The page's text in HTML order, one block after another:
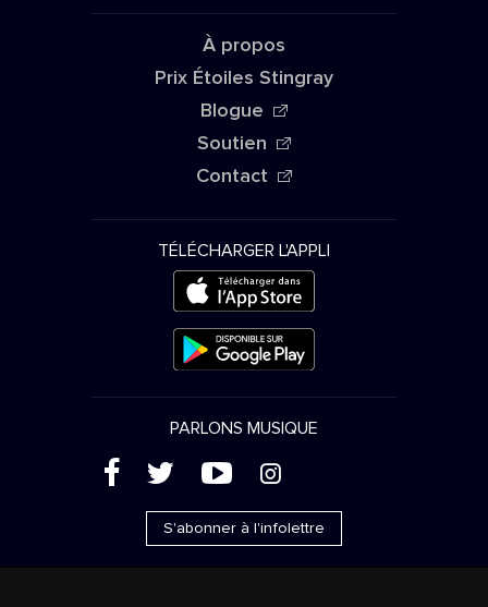
À propos
Prix Étoiles Stingray
Blogue
Soutien
Contact
TÉLÉCHARGER L'APPLI
PARLONS MUSIQUE
( ' + &
S'abonner à l'infolettre